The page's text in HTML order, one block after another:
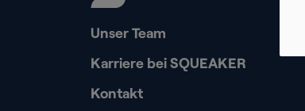
Unser Team
Karriere bei SQUEAKER
Kontakt